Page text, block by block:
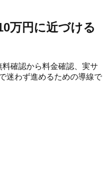
万円に近づける
確認から料金確認、実サ
迷わず進めるための導線で